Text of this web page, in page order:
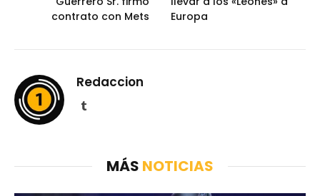
contrato con Mets
Europa
Redaccion
Tumblr
MÁS NOTICIAS